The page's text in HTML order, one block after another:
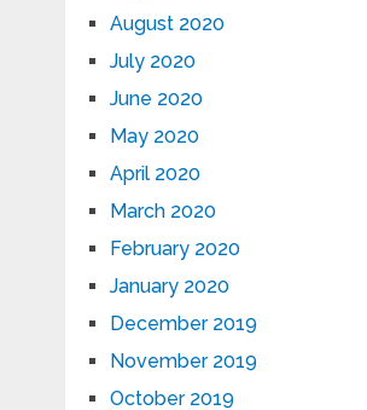
August 2020
July 2020
June 2020
May 2020
April 2020
March 2020
February 2020
January 2020
December 2019
November 2019
October 2019